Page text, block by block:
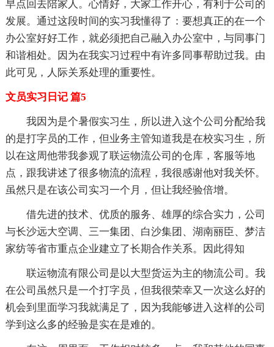
早点回去陪家人。心情好，大家工作开心，有利于公司的
发展。通过这段时间的实习我懂得了：要想真正的在一个
办公室好好工作，就必须把自己融入办公室中，与同事门
和谐相处。因为在我实习过程中有许多同事帮助过我。由
此可见，人际关系处理的重要性。
文员实习日记 篇5
我因为是个暑假实习生，所以进入这个公司分配给我
的是打字员的工作，但业务主管知道我是在校实习生，所
以在这周他带我参观了联运物流公司的仓库，客服等地
点，跟我讲述了很多物流的流程，我很感谢他对我关怀。
虽然只是在该公司实习一个月，但让我经验倍增。
借先进的技术、优质的服务、雄厚的综合实力，公司
与长沙远大空调、三一集团、白沙集团、湖南丽臣、梦洁
家纺等省市重点企业建立了长期合作关系。因此得知
联运物流有限公司是以大型货运为主的物流公司。我
在公司虽然只是一个打字员，但我很荣幸又一次这么好的
机会到里面学习我就满足了，因为我能够进入这样的公司
学到这么多的经验是实在是难的。